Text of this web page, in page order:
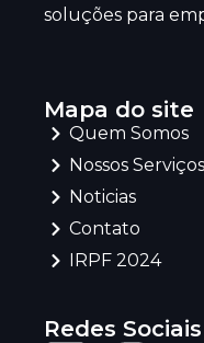
soluções para
Mapa do site
Quem Somos
Nossos Serviços
Noticias
Contato
IRPF 2024
Redes Sociais